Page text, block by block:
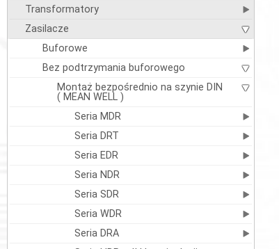
Transformatory
Zasilacze
Buforowe
Bez podtrzymania buforowego
Montaż bezpośrednio na szynie DIN
( MEAN WELL )
Seria MDR
Seria DRT
Seria EDR
Seria NDR
Seria SDR
Seria WDR
Seria DRA